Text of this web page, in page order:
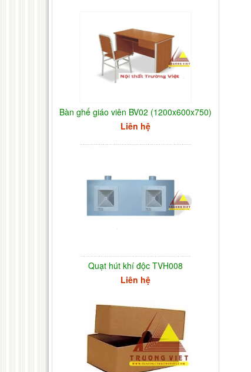
Bàn ghế giáo viên BV02 (1200x600x750)
Liên hệ
Quạt hút khí độc TVH008
Liên hệ